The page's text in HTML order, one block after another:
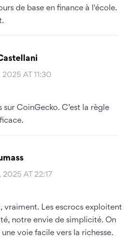
de base en finance à l'école.
AT 11:30
sur CoinGecko. C’est la règle
AT 22:17
vraiment. Les escrocs exploitent
notre envie de simplicité. On
voie facile vers la richesse.